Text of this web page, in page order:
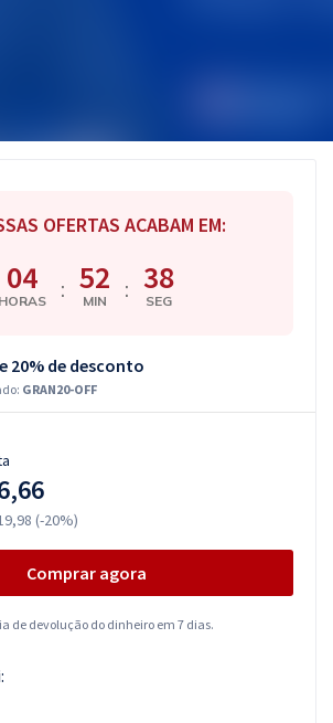
OFERTAS ACABAM EM:
04
HORAS : 52
MIN : 38
SEG
20% de desconto
GRAN20-OFF
(-20%)
Comprar agora
de devolução do dinheiro em 7 dias.